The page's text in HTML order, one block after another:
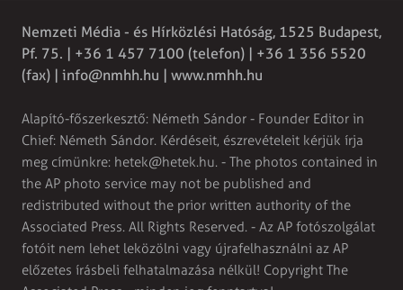
Nemzeti Média - és Hírközlési Hatóság, 1525 Budapest,
Pf. 75. | +36 1 457 7100 (telefon) | +36 1 356 5520
(fax) | info@nmhh.hu | www.nmhh.hu
Alapító-főszerkesztő: Németh Sándor - Founder Editor in
Chief: Németh Sándor. Kérdéseit, észrevételeit kérjük írja
meg címünkre: hetek@hetek.hu. - The photos contained in
the AP photo service may not be published and
redistributed without the prior written authority of the
Associated Press. All Rights Reserved. - Az AP fotószolgálat
fotóit nem lehet leközölni vagy újrafelhasználni az AP
előzetes írásbeli felhatalmazása nélkül! Copyright The